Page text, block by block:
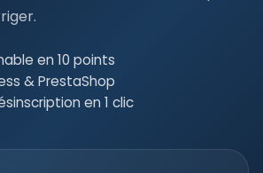
en 10 points
& PrestaShop
en 1 clic